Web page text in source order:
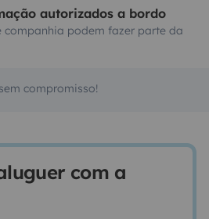
autorizados a bordo
companhia podem fazer parte da
compromisso!
com a